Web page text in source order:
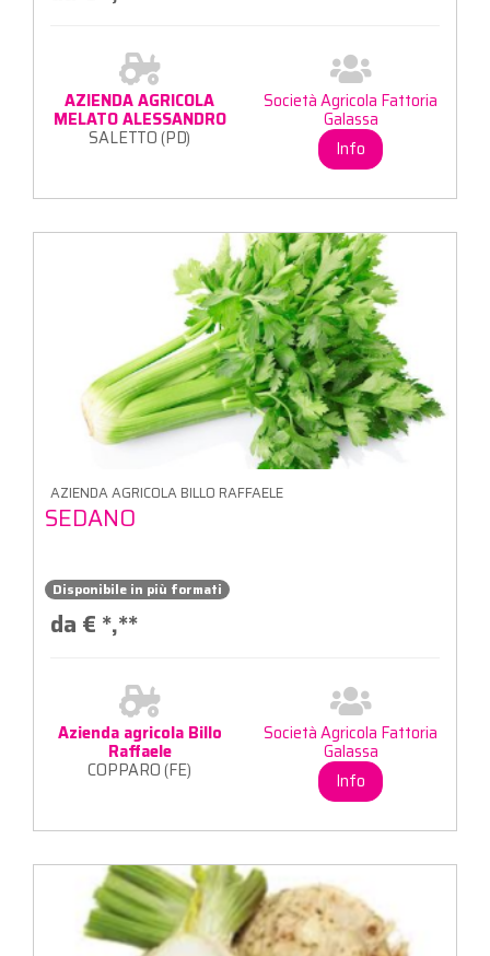
AZIENDA AGRICOLA
MELATO ALESSANDRO
SALETTO (PD)
Società Agricola Fattoria
Galassa
Info
AZIENDA AGRICOLA BILLO RAFFAELE
SEDANO
Disponibile in più formati
da € *,**
Azienda agricola Billo
Raffaele
COPPARO (FE)
Società Agricola Fattoria
Galassa
Info